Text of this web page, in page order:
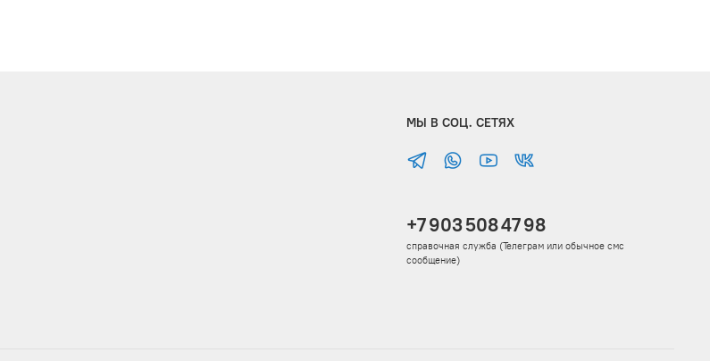
МЫ В СОЦ. СЕТЯХ
+7 903 508 47 98
справочная служба (Телеграм или обычное смс
сообщение)